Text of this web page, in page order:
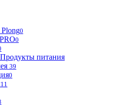
Plong0
0
Продукты питания
39
0
11